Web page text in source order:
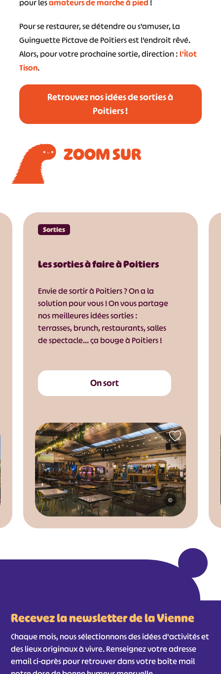
pour lesamateurs de marche à pied!
Pour se restaurer, se détendre ou s’amuser, La
Guinguette Pictave de Poitiers est l’endroit rêvé.
Alors, pour votre prochaine sortie, direction :l’Îlot
Tison.
Retrouvez nos idées de sorties à
Poitiers !
ZOOM SUR
Sorties
Les sorties à faire à Poitiers
Envie de sortir à Poitiers ? On a la
solution pour vous ! On vous partage
nos meilleures idées sorties :
terrasses, brunch, restaurants, salles
de spectacle… ça bouge à Poitiers !
On sort
©
Recevez la newsletter de la Vienne
Chaque mois, nous sélectionnons des idées d'activités et
des lieux originaux à vivre. Renseignez votre adresse
email ci-après pour retrouver dans votre boîte mail